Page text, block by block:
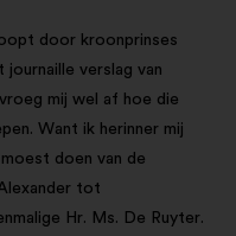
door kroonprinses
verslag van
mij wel af hoe die
Want ik herinner mij
doen van de
tot
Hr. Ms. De Ruyter.